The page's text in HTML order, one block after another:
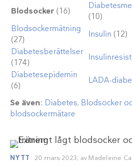
Blodsocker (16)
(10)
Blodsockermätning
(27)
Insulin (12)
Diabetesberättelser
(174)
Diabetesepidemin
(6)
LADA-
Se även: Diabetes, Blodsocker
blodsockermätare
NYTT 20 mars 2023, av Madeleine